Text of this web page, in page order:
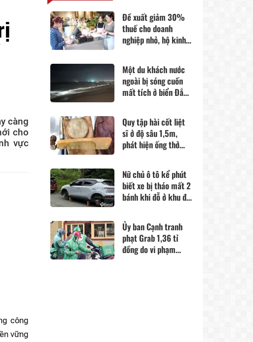
càng
cho
vực
công
vững
Đề xuất giảm 30%
thuế cho doanh
nghiệp nhỏ, hộ kinh
Một du khách nước
ngoài bị sóng cuốn
mất tích ở biển Đắk
Quy tập hài cốt liệt
sĩ ở độ sâu 1,5m,
phát hiện ống thở
Nữ chủ ô tô kể phút
biết xe bị tháo mất 2
bánh khi đỗ ở khu đô
Ủy ban Cạnh tranh
phạt Grab 1,36 tỉ
đồng do vi phạm